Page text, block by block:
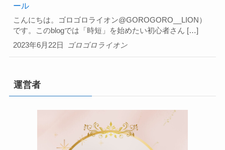
ール
2023年6月22日
こんにちは。ゴロゴロライオン@GOROGORO__LION）
です。このblogでは「時短」を始めたい初心者さん […]
ゴロゴロライオン
運営者